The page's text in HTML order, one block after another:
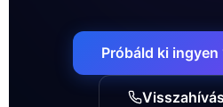
Próbáld ki ingyen